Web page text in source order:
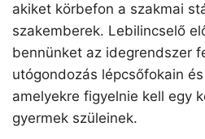
akiket körbefon a szakmai
szakemberek. Lebilincselő
bennünket az idegrendszer
utógondozás lépcsőfokain
amelyekre figyelnie kell egy
gyermek szüleinek.